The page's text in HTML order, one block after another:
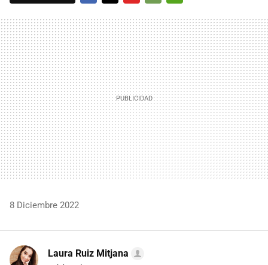
MAIL
8 Diciembre 2022
Laura Ruiz Mitjana